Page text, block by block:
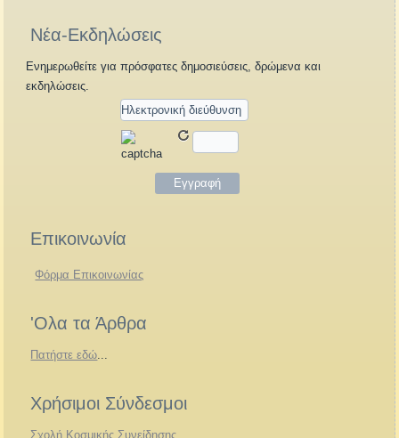
Νέα-Εκδηλώσεις
Ενημερωθείτε για πρόσφατες δημοσιεύσεις, δρώμενα και
εκδηλώσεις.
Επικοινωνία
Φόρμα Επικοινωνίας
'Ολα τα Άρθρα
Πατήστε εδώ...
Χρήσιμοι Σύνδεσμοι
Σχολή Κοσμικής Συνείδησης